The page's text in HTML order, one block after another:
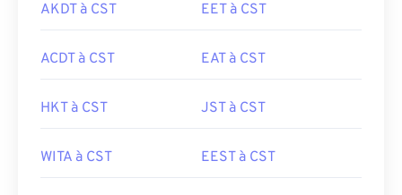
AKDT à CST EET à CST
ACDT à CST EAT à CST
HKT à CST JST à CST
WITA à CST EEST à CST